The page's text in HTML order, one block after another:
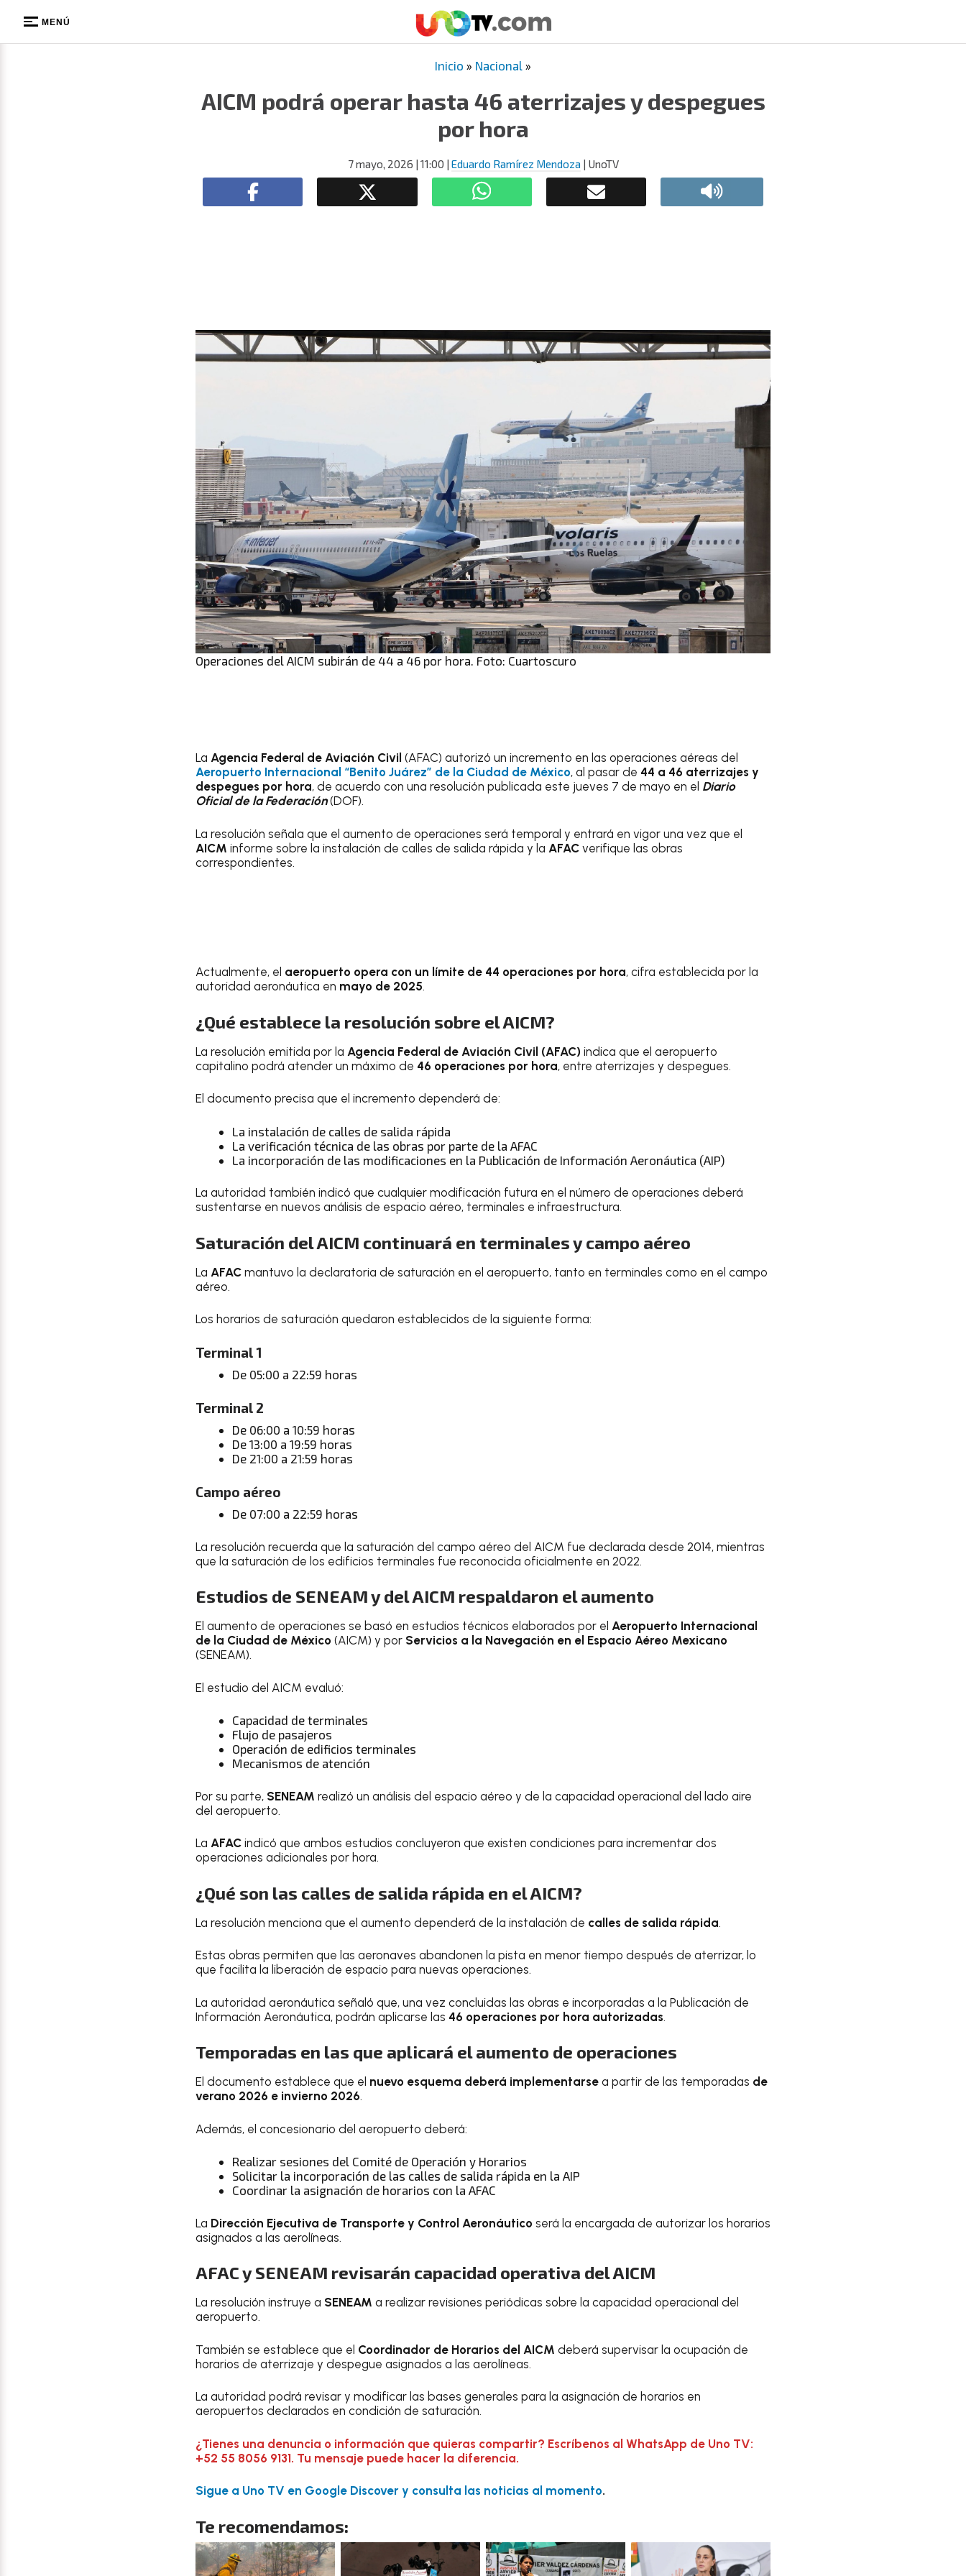
MENÚ
Inicio » Nacional »
AICM podrá operar hasta 46 aterrizajes y despegues
por hora
7 mayo, 2026 | 11:00 | Eduardo Ramírez Mendoza | UnoTV
Operaciones del AICM subirán de 44 a 46 por hora. Foto: Cuartoscuro
La Agencia Federal de Aviación Civil (AFAC) autorizó un incremento en las operaciones aéreas del
Aeropuerto Internacional “Benito Juárez” de la Ciudad de México, al pasar de 44 a 46 aterrizajes y
despegues por hora, de acuerdo con una resolución publicada este jueves 7 de mayo en el Diario
Oficial de la Federación(DOF).
La resolución señala que el aumento de operaciones será temporal y entrará en vigor una vez que el
AICM informe sobre la instalación de calles de salida rápida y la AFAC verifique las obras
correspondientes.
Actualmente, el aeropuerto opera con un límite de 44 operaciones por hora, cifra establecida por la
autoridad aeronáutica en mayo de 2025.
¿Qué establece la resolución sobre el AICM?
La resolución emitida por la Agencia Federal de Aviación Civil (AFAC) indica que el aeropuerto
capitalino podrá atender un máximo de 46 operaciones por hora, entre aterrizajes y despegues.
El documento precisa que el incremento dependerá de:
La instalación de calles de salida rápida
La verificación técnica de las obras por parte de la AFAC
La incorporación de las modificaciones en la Publicación de Información Aeronáutica (AIP)
La autoridad también indicó que cualquier modificación futura en el número de operaciones deberá
sustentarse en nuevos análisis de espacio aéreo, terminales e infraestructura.
Saturación del AICM continuará en terminales y campo aéreo
La AFAC mantuvo la declaratoria de saturación en el aeropuerto, tanto en terminales como en el campo
aéreo.
Los horarios de saturación quedaron establecidos de la siguiente forma:
Terminal 1
De 05:00 a 22:59 horas
Terminal 2
De 06:00 a 10:59 horas
De 13:00 a 19:59 horas
De 21:00 a 21:59 horas
Campo aéreo
De 07:00 a 22:59 horas
La resolución recuerda que la saturación del campo aéreo del AICM fue declarada desde 2014, mientras
que la saturación de los edificios terminales fue reconocida oficialmente en 2022.
Estudios de SENEAM y del AICM respaldaron el aumento
El aumento de operaciones se basó en estudios técnicos elaborados por el Aeropuerto Internacional
de la Ciudad de México (AICM) y por Servicios a la Navegación en el Espacio Aéreo Mexicano
(SENEAM).
El estudio del AICM evaluó:
Capacidad de terminales
Flujo de pasajeros
Operación de edificios terminales
Mecanismos de atención
Por su parte, SENEAM realizó un análisis del espacio aéreo y de la capacidad operacional del lado aire
del aeropuerto.
La AFAC indicó que ambos estudios concluyeron que existen condiciones para incrementar dos
operaciones adicionales por hora.
¿Qué son las calles de salida rápida en el AICM?
La resolución menciona que el aumento dependerá de la instalación de calles de salida rápida.
Estas obras permiten que las aeronaves abandonen la pista en menor tiempo después de aterrizar, lo
que facilita la liberación de espacio para nuevas operaciones.
La autoridad aeronáutica señaló que, una vez concluidas las obras e incorporadas a la Publicación de
Información Aeronáutica, podrán aplicarse las 46 operaciones por hora autorizadas.
Temporadas en las que aplicará el aumento de operaciones
El documento establece que el nuevo esquema deberá implementarse a partir de las temporadas de
verano 2026 e invierno 2026.
Además, el concesionario del aeropuerto deberá:
Realizar sesiones del Comité de Operación y Horarios
Solicitar la incorporación de las calles de salida rápida en la AIP
Coordinar la asignación de horarios con la AFAC
La Dirección Ejecutiva de Transporte y Control Aeronáutico será la encargada de autorizar los horarios
asignados a las aerolíneas.
AFAC y SENEAM revisarán capacidad operativa del AICM
La resolución instruye a SENEAM a realizar revisiones periódicas sobre la capacidad operacional del
aeropuerto.
También se establece que el Coordinador de Horarios del AICM deberá supervisar la ocupación de
horarios de aterrizaje y despegue asignados a las aerolíneas.
La autoridad podrá revisar y modificar las bases generales para la asignación de horarios en
aeropuertos declarados en condición de saturación.
¿Tienes una denuncia o información que quieras compartir? Escríbenos al WhatsApp de Uno TV:
+52 55 8056 9131. Tu mensaje puede hacer la diferencia.
Sigue a Uno TV en Google Discover y consulta las noticias al momento.
Te recomendamos: